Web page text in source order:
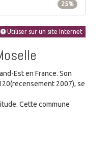
25%
Utiliser sur un site Internet
Est en France. Son
2007), se
Cette commune